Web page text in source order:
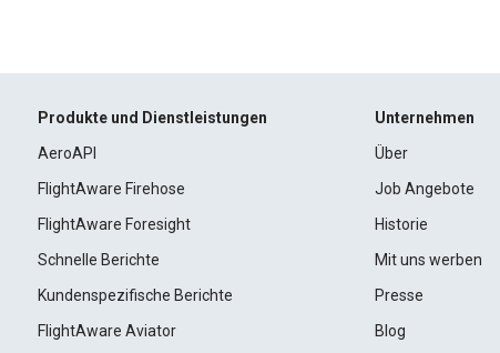
Produkte und Dienstleistungen
AeroAPI
FlightAware Firehose
FlightAware Foresight
Schnelle Berichte
Kundenspezifische Berichte
FlightAware Aviator
Unternehmen
Über
Job Angebote
Historie
Mit uns werben
Presse
Blog